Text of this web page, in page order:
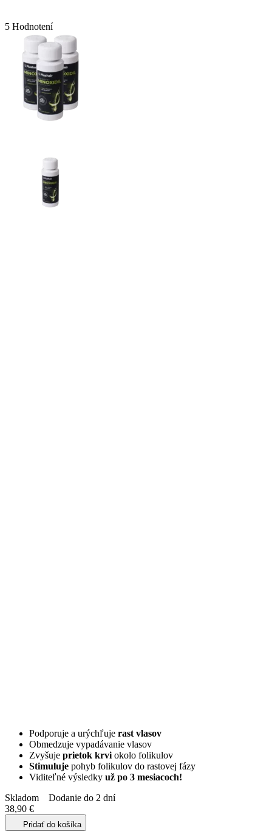
5 Hodnotení
Podporuje a urýchľuje rast vlasov
Obmedzuje vypadávanie vlasov
Zvyšuje prietok krvi okolo folikulov
Stimuluje pohyb folikulov do rastovej fázy
Viditeľné výsledky už po 3 mesiacoch!
Skladom
Dodanie do 2 dní
38,90 €
Pridať do košíka